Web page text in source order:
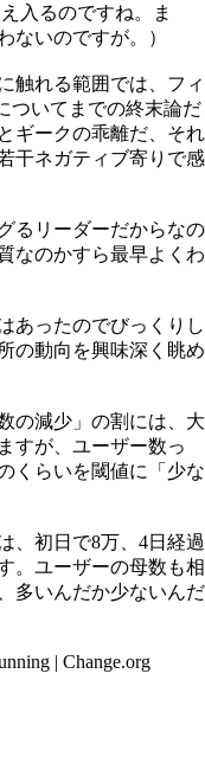
入るのですね。ま
ないのですが。）
触れる範囲では、フィ
ついてまでの終末論だ
ギークの乖離だ、それ
干ネガティブ寄りで感
るリーダーだからなの
なのかすら最早よくわ
あったのでびっくりし
の動向を興味深く眺め
の減少」の割には、大
すが、ユーザー数っ
くらいを閾値に「少な
、初日で8万、4日経過
。ユーザーの母数も相
多いんだか少ないんだ
| Change.org